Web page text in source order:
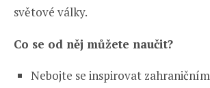
světové války.
Co se od něj můžete naučit?
Nebojte se inspirovat